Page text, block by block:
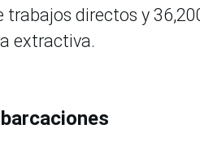
trabajos directos y
extractiva.